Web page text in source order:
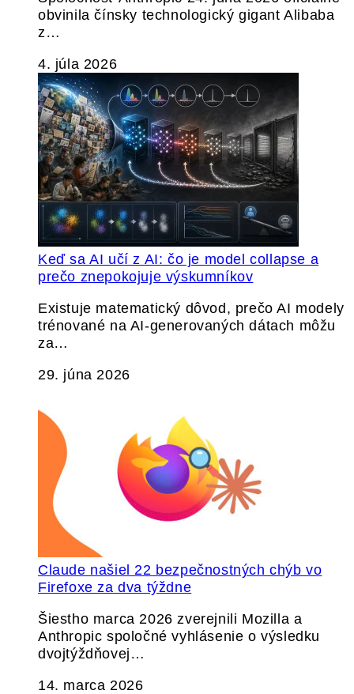
obvinila čínsky technologický gigant Alibaba
z…
4. júla 2026
Keď sa AI učí z AI: čo je model collapse a
prečo znepokojuje výskumníkov
Existuje matematický dôvod, prečo AI modely
trénované na AI-generovaných dátach môžu
za…
29. júna 2026
Claude našiel 22 bezpečnostných chýb vo
Firefoxe za dva týždne
Šiestho marca 2026 zverejnili Mozilla a
Anthropic spoločné vyhlásenie o výsledku
dvojtýždňovej…
14. marca 2026